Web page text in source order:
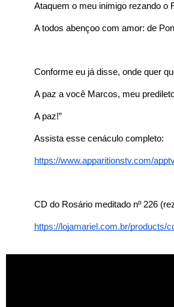
Ataquem o meu inimigo rezando o
A todos abençoo com amor: de
Conforme eu já disse, onde quer
A paz a você Marcos, meu
A paz!”
Assista esse cenáculo completo:
https://www.apparitionstv.com/
CD do Rosário meditado nº 226
https://lojamariel.com.br/products/